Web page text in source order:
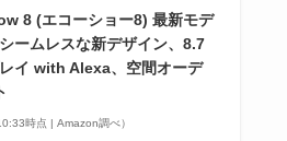
8 (エコーショー8) 最新モデ
ームレスな新デザイン、8.7
イ with Alexa、空間オーデ
時点 | Amazon調べ）